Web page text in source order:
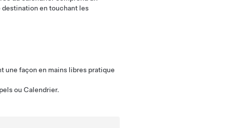
destination en touchant les
une façon en mains libres pratique
ou Calendrier.